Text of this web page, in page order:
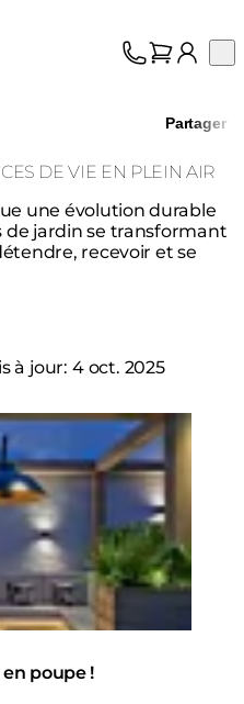
Partager
DE VIE EN PLEIN AIR
une évolution durable
de jardin se transformant
recevoir et se
à jour: 4 oct. 2025
Table Cheminée
Ark 40
poupe !